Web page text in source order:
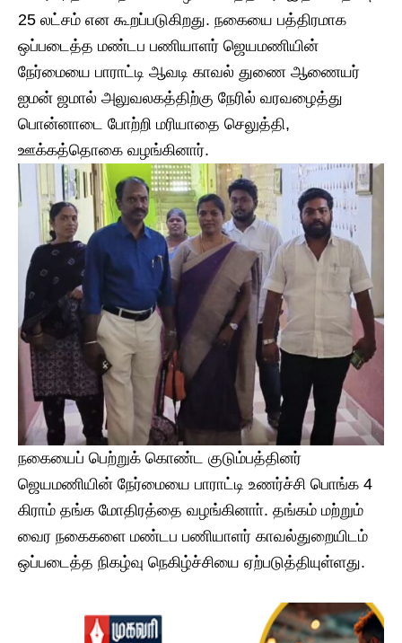
25 லட்சம் என கூறப்படுகிறது. நகையை பத்திரமாக
ஒப்படைத்த மண்டப பணியாளர் ஜெயமணியின்
நேர்மையை பாராட்டி ஆவடி காவல் துணை ஆணையர்
ஐமன் ஜமால் அலுவலகத்திற்கு நேரில் வரவழைத்து
பொன்னாடை போற்றி மரியாதை செலுத்தி,
ஊக்கத்தொகை வழங்கினார்.
நகையைப் பெற்றுக் கொண்ட குடும்பத்தினர்
ஜெயமணியின் நேர்மையை பாராட்டி உணர்ச்சி பொங்க 4
கிராம் தங்க மோதிரத்தை வழங்கினாா். தங்கம் மற்றும்
வைர நகைகளை மண்டப பணியாளர் காவல்துறையிடம்
ஒப்படைத்த நிகழ்வு நெகிழ்ச்சியை ஏற்படுத்தியுள்ளது.